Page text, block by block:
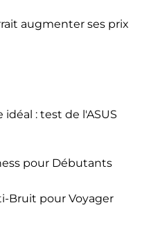
augmenter ses prix
: test de l'ASUS
pour Débutants
Bruit pour Voyager